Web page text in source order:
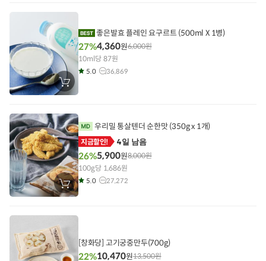
에
기
장
바
에
담
기
좋은발효 플레인 요구르트 (500ml X 1병)
27%4,360원6,000원
10ml당 87원
5.0 36,869
장
바
에
우리밀 통살텐더 순한맛 (350g x 1개)
지금할인! 4일 남음
26%5,900원8,000원
100g당 1,686원
5.0 27,272
[창화당] 고기궁중만두(700g)
22%10,470원13,500원